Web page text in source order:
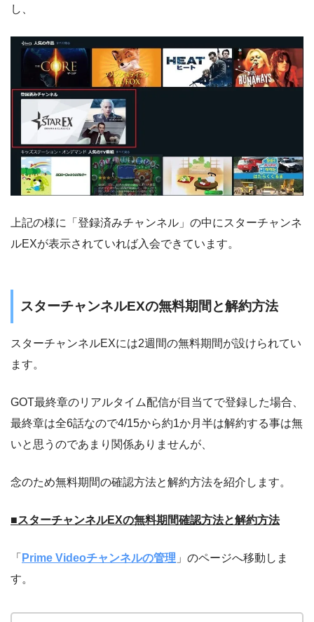
し、
上記の様に「登録済みチャンネル」の中にスターチャンネ
ルEXが表示されていれば入会できています。
スターチャンネルEXの無料期間と解約方法
スターチャンネルEXには2週間の無料期間が設けられてい
ます。
GOT最終章のリアルタイム配信が目当てで登録した場合、
最終章は全6話なので4/15から約1か月半は解約する事は無
いと思うのであまり関係ありませんが、
念のため無料期間の確認方法と解約方法を紹介します。
■スターチャンネルEXの無料期間確認方法と解約方法
「 Prime Videoチャンネルの管理 」のページへ移動しま
す。